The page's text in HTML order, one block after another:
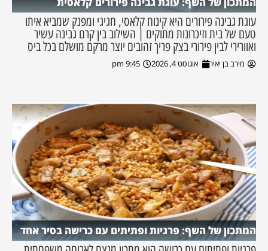
עוגת גבינה פירורים היא קינוח קלאסי, חגיגי ומפנק שמביא איתו
טעם של בית וזיכרונות מתוקים | השילוב בין קרם גבינה עשיר
ואוורירי לבין פירורי בצק פריך זהובים יוצר מרקם מושלם בכל ביס
מירב בן יאיר אוגוסט 4, 2026 9:45 pm
המתכון של השף: פרגיות ופתיתים עם כרישה בסיר אחד